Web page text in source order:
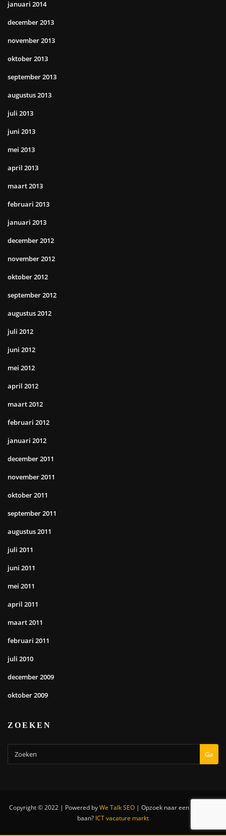
januari 2014
december 2013
november 2013
oktober 2013
september 2013
augustus 2013
juli 2013
juni 2013
mei 2013
april 2013
maart 2013
februari 2013
januari 2013
december 2012
november 2012
oktober 2012
september 2012
augustus 2012
juli 2012
juni 2012
mei 2012
april 2012
maart 2012
februari 2012
januari 2012
december 2011
november 2011
oktober 2011
september 2011
augustus 2011
juli 2011
juni 2011
mei 2011
april 2011
maart 2011
februari 2011
juli 2010
december 2009
oktober 2009
ZOEKEN
Ga
Copyright © 2022 | Powered byWe Talk SEO | Opzoek naar een nieuwe IT
baan? ICT vacature markt